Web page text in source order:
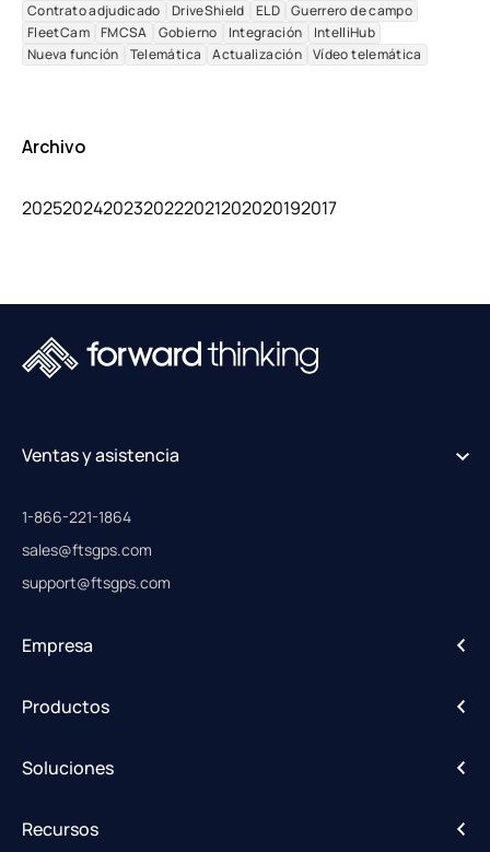
Contrato adjudicado DriveShield ELD Guerrero de campo
FleetCam FMCSA Gobierno Integración
IntelliHub
Nueva función
Telemática Actualización Vídeo telemática
Archivo
20252024202320222021202020192017
Empresa
Ventas y asistencia
1-866-221-1864
sales@ftsgps.com
support@ftsgps.com
Productos
DriveShield
Soluciones
Recursos